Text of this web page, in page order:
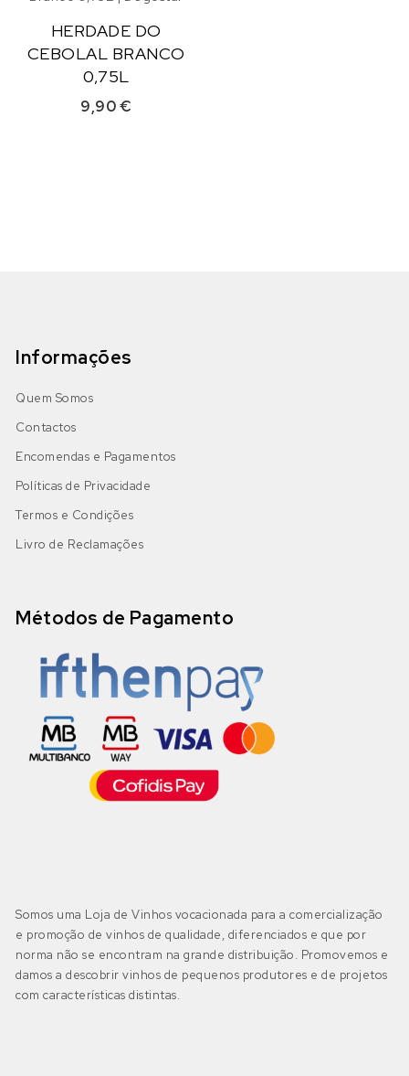
HERDADE DO
CEBOLAL BRANCO
0,75L
9,90€
Informações
Quem Somos
Contactos
Encomendas e Pagamentos
Políticas de Privacidade
Termos e Condições
Livro de Reclamações
Métodos de Pagamento
Somos uma Loja de Vinhos vocacionada para a comercialização
e promoção de vinhos de qualidade, diferenciados e que por
norma não se encontram na grande distribuição. Promovemos e
damos a descobrir vinhos de pequenos produtores e de projetos
com características distintas.